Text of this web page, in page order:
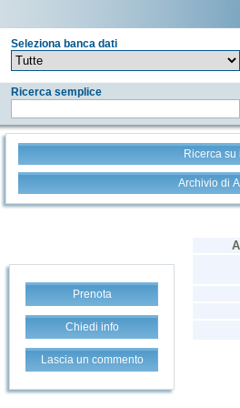
Seleziona banca dati
Ricerca semplice
Ricerca su
Archivio di
Prenota
Chiedi info
Lascia un commento